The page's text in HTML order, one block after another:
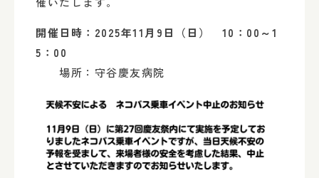
開催日時：2025年11月9日（日） 10：00～1
5：00
場所：守谷慶友病院